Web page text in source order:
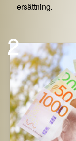
ersättning.
2